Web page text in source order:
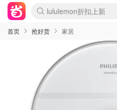
lululemon折扣上新
SSENSE年中3折
FreshBeauty好价汇总
Cettire降价+叠9折
Farfetch折上8折
WWS Coles超市实拍
viagogo二手票捡漏
Myer清仓1折起
The Outnet奢牌1折起
David Jones 3折起
Flannels大牌1折
Perfumes Club护肤1折
AMIRO返校季6.2折
Oweek抽奖送Airpods
Amazon折扣汇总
eToro入金$200送$50
Amazon数码好物
ICONIC本周7.5折
ThedoubleF高奢地板价
Moose Knuckles 6折
丝芙兰5折起
EUFY官网3.7折起
Selenichast首饰2折
Trip机票酒店促销
YSL送5件彩妆礼
Amazon家居好物
BIGBANG巡演开票
David Jones时尚3折
Amazon美妆护肤
雅漾大喷$8
过敏原检测盒$33
伊索独家赠50ml沐浴露
科颜氏清仓3折
SEALIFE海洋馆门票6折
丝塔芙大白罐$16
订阅Newsletter送香薰
Cult Beauty 6.8折
Harrods圣诞日历2.3折
LN-CC奢牌私促3折
d'Alba空姐喷雾$16
EVE LOM套装逆天2折
Bernardelli独家4折
Adore Beauty 6折起
CT圣诞日历
Mytheresa奢品2.7折
Luxury Escapes 9折
Currentbody美容仪9折
MOON Garden Live
ALLSAINTS美衣3折
Roborock扫地机3.7折
Tingo Life水杯$24
Valentino官网5折
CR洗发护发6.3折
修丽可套装7.4折
首页 抢好货 家居